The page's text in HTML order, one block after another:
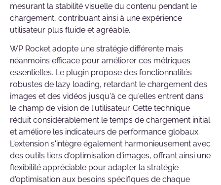
mesurant la stabilité visuelle du contenu pendant le
chargement, contribuant ainsi à une expérience
utilisateur plus fluide et agréable.
WP Rocket adopte une stratégie différente mais
néanmoins efficace pour améliorer ces métriques
essentielles. Le plugin propose des fonctionnalités
robustes de lazy loading, retardant le chargement des
images et des vidéos jusqu'à ce qu'elles entrent dans
le champ de vision de l'utilisateur. Cette technique
réduit considérablement le temps de chargement initial
et améliore les indicateurs de performance globaux.
L'extension s'intègre également harmonieusement avec
des outils tiers d'optimisation d'images, offrant ainsi une
flexibilité appréciable pour adapter la stratégie
d'optimisation aux besoins spécifiques de chaque